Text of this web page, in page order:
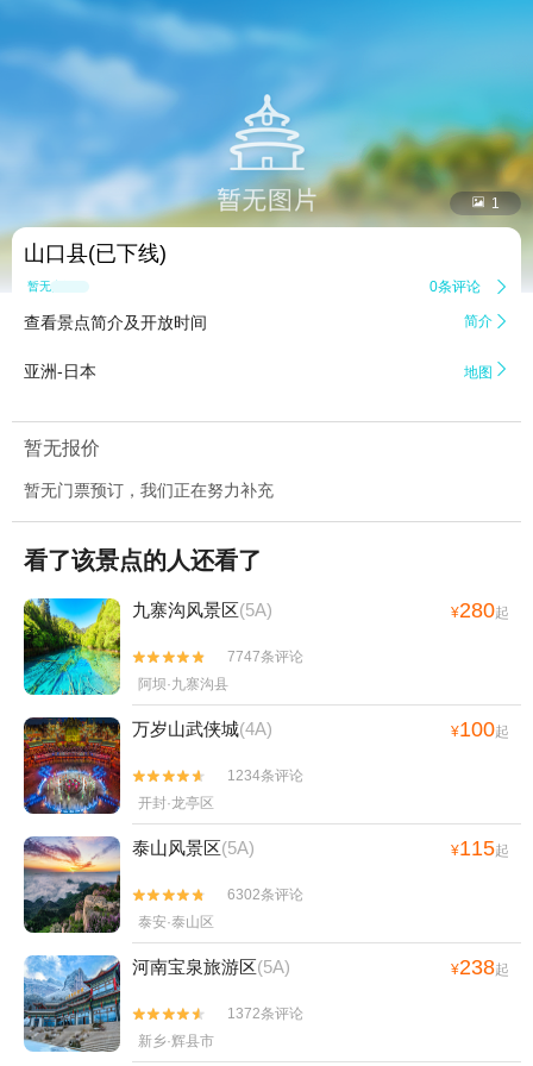
 1
山口县(已下线)
暂无点评 0条评论 
查看景点简介及开放时间 简介 
亚洲-日本 地图 
暂无报价
暂无门票预订，我们正在努力补充
看了该景点的人还看了
九寨沟风景区(5A) ¥280起


7747条评论
阿坝·九寨沟县
万岁山武侠城(4A) ¥100起


1234条评论
开封·龙亭区
泰山风景区(5A) ¥115起


6302条评论
泰安·泰山区
河南宝泉旅游区(5A) ¥238起


1372条评论
新乡·辉县市